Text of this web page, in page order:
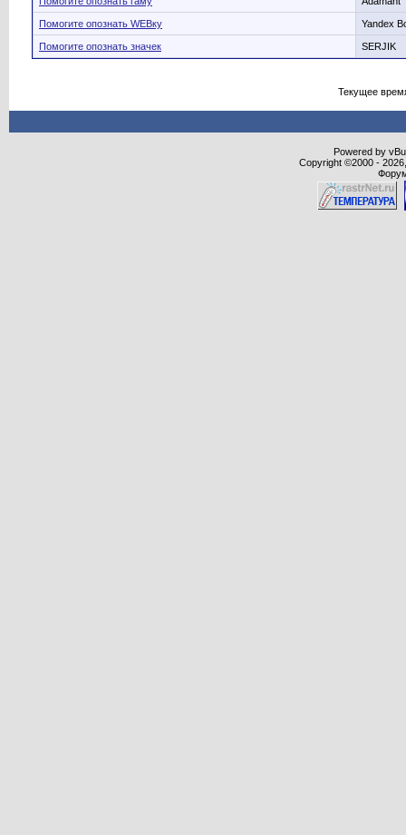
Помогите опознать WEBку Yandex
Помогите опознать значек SERJIK
Текущее
Powered by
Copyright ©2000 -